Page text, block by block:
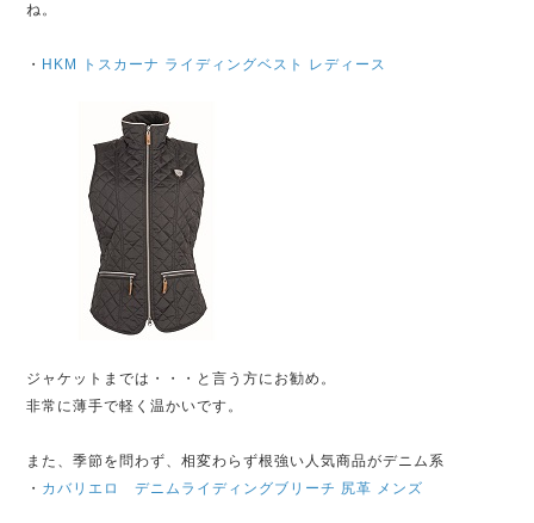
ね。
・ HKM トスカーナ ライディングベスト レディース
ジャケットまでは・・・と言う方にお勧め。
非常に薄手で軽く温かいです。
また、季節を問わず、相変わらず根強い人気商品がデニム系
・ カバリエロ デニムライディングブリーチ 尻革 メンズ